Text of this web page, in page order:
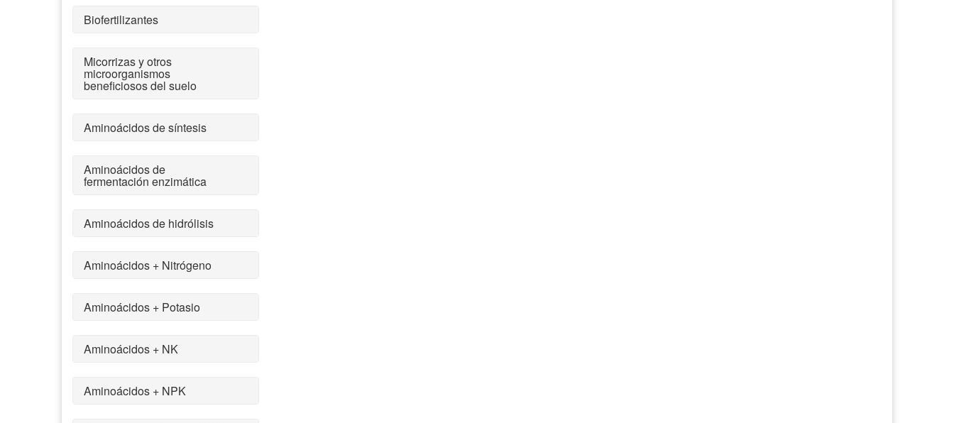
Biofertilizantes
Micorrizas y otros
microorganismos
beneficiosos del suelo
Aminoácidos de síntesis
Aminoácidos de
fermentación enzimática
Aminoácidos de hidrólisis
Aminoácidos + Nitrógeno
Aminoácidos + Potasio
Aminoácidos + NK
Aminoácidos + NPK